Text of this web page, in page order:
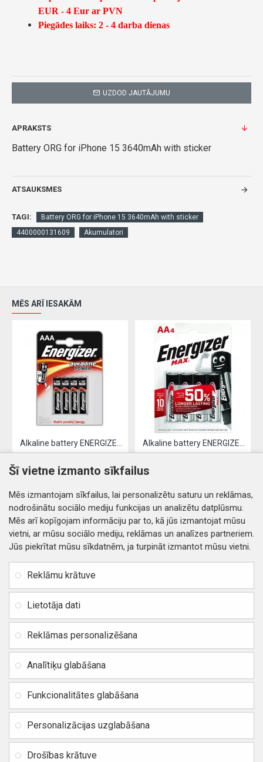
EUR - 4 Eur ar PVN
Piegādes laiks: 2 - 4 darba dienas
UZDOD JAUTĀJUMU
APRAKSTS
Battery ORG for iPhone 15 3640mAh with sticker
ATSAUKSMES
TAGI:
Battery ORG for iPhone 15 3640mAh with sticker
4400000131609
Akumulatori
MĒS ARĪ IESAKĀM
Kontakti
Distances līgums
Privātuma politika
Preču un naudas atgriešana
Piegādes un apmaksa
Vietnes karte
Rekvizīti
Jur. adrese: Zasulauka iela
Reģ. Nr. 40103717618,
BIC / SWIFT: HABALV22
TEl.: +371 20219155
E-pasts:info@mobipart.eu
Autortiesības © 2021, MOBIPART.EU, Visas tiesības aizsargātas
Šī vietne izmanto sīkfailus
Mēs izmantojam sīkfailus, lai personalizētu saturu un reklāmas,
nodrošinātu sociālo mediju funkcijas un analizētu datplūsmu.
Mēs arī kopīgojam informāciju par to, kā jūs izmantojat mūsu
vietni, ar mūsu sociālo mediju, reklāmas un analīzes partneriem.
Jūs piekrītat mūsu sīkdatnēm, ja turpināt izmantot mūsu vietni.
Reklāmu krātuve
Lietotāja dati
Reklāmas personalizēšana
Analītiķu glabāšana
Funkcionalitātes glabāšana
Personalizācijas uzglabāšana
Drošības krātuve